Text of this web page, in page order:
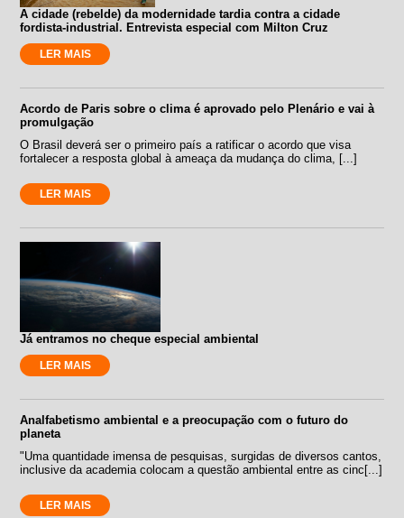
A cidade (rebelde) da modernidade tardia contra a cidade
fordista-industrial. Entrevista especial com Milton Cruz
LER MAIS
Acordo de Paris sobre o clima é aprovado pelo Plenário e vai à
promulgação
O Brasil deverá ser o primeiro país a ratificar o acordo que visa
fortalecer a resposta global à ameaça da mudança do clima, [...]
LER MAIS
Já entramos no cheque especial ambiental
LER MAIS
Analfabetismo ambiental e a preocupação com o futuro do
planeta
"Uma quantidade imensa de pesquisas, surgidas de diversos cantos,
inclusive da academia colocam a questão ambiental entre as cinc[...]
LER MAIS